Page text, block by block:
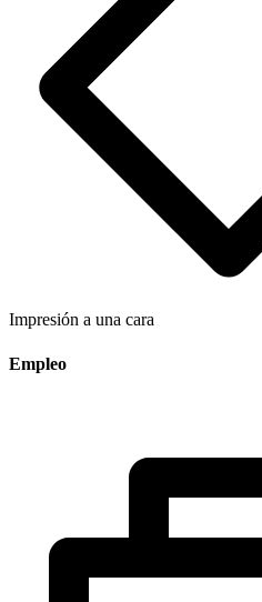
Impresión a una cara
Empleo